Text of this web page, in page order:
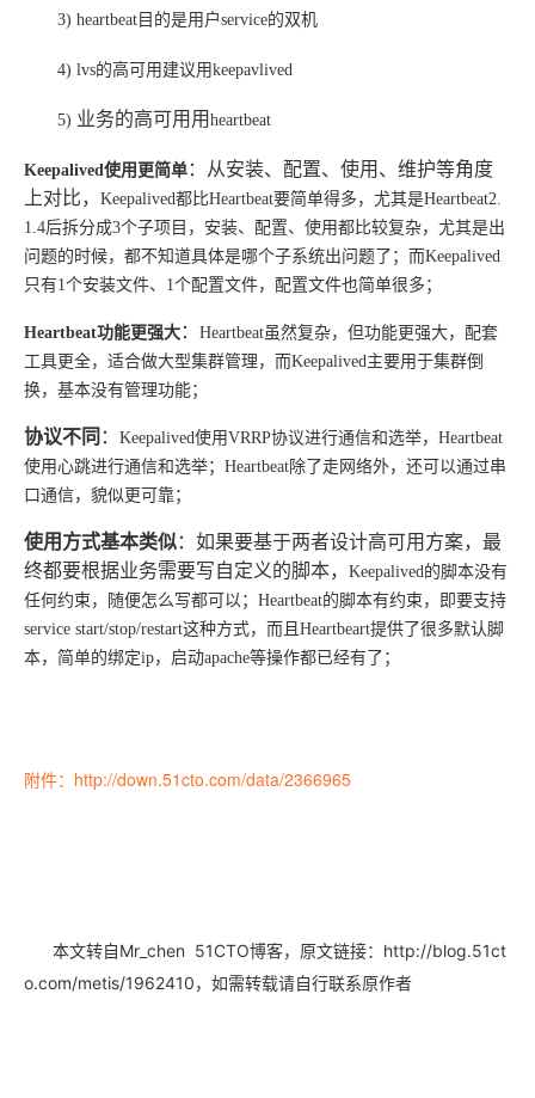
3) heartbeat目的是用户service的双机
4) lvs的高可用建议用keepavlived
5) 业务的高可用用 heartbeat
Keepalived使用更简单 ：从安装、配置、使用、维护等角度
上对比， Keepalived都比Heartbeat要简单得多，尤其是Heartbeat2.
1.4后拆分成3个子项目，安装、配置、使用都比较复杂，尤其是出
问题的时候，都不知道具体是哪个子系统出问题了；而Keepalived
只有1个安装文件、1个配置文件，配置文件也简单很多；
Heartbeat功能更强大 ： Heartbeat虽然复杂，但功能更强大，配套
工具更全，适合做大型集群管理，而Keepalived主要用于集群倒
换，基本没有管理功能；
协议不同 ： Keepalived使用VRRP协议进行通信和选举，Heartbeat
使用心跳进行通信和选举；Heartbeat除了走网络外，还可以通过串
口通信，貌似更可靠；
使用方式基本类似：如果要基于两者设计高可用方案，最
终都要根据业务需要写自定义的脚本， Keepalived的脚本没有
任何约束，随便怎么写都可以；Heartbeat的脚本有约束，即要支持
service start/stop/restart这种方式，而且Heartbeart提供了很多默认脚
本，简单的绑定ip，启动apache等操作都已经有了；
附件：http://down.51cto.com/data/2366965
本文转自Mr_chen 51CTO博客，原文链接：http://blog.51ct
o.com/metis/1962410，如需转载请自行联系原作者